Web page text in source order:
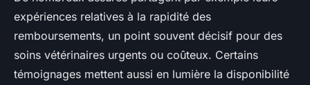
expériences relatives à la rapidité des
remboursements, un point souvent décisif pour des
soins vétérinaires urgents ou coûteux. Certains
témoignages mettent aussi en lumière la disponibilité